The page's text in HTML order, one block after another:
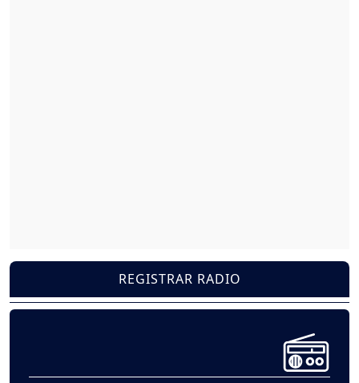
REGISTRAR RADIO